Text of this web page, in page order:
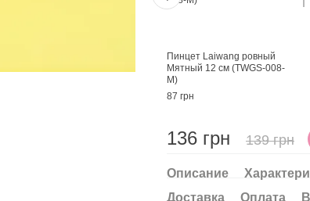
Пинцет Laiwang ровный
Мятный 12 см (TWGS-008-
M)
87 грн
136 грн 139 грн
Описание
Доставка
Оплата